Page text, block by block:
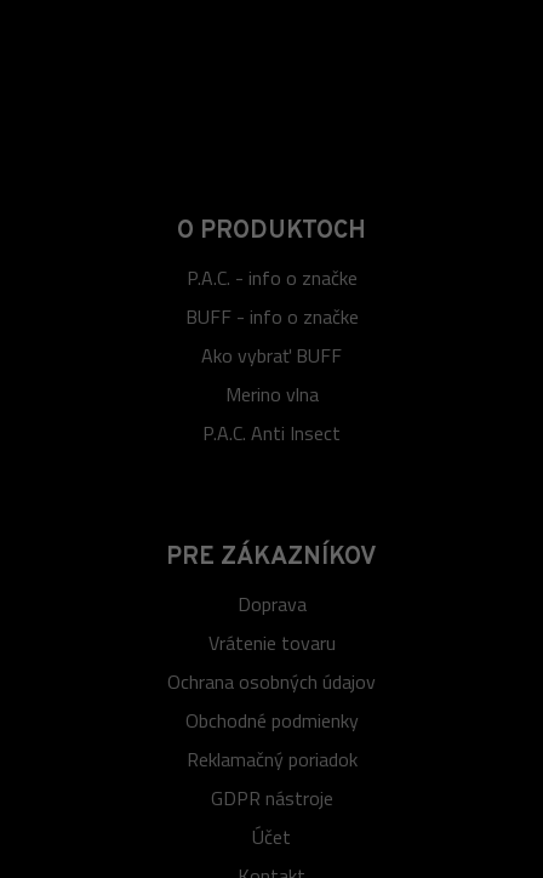
O PRODUKTOCH
P.A.C. - info o značke
BUFF - info o značke
Ako vybrať BUFF
Merino vlna
P.A.C. Anti Insect
PRE ZÁKAZNÍKOV
Doprava
Vrátenie tovaru
Ochrana osobných údajov
Obchodné podmienky
Reklamačný poriadok
GDPR nástroje
Účet